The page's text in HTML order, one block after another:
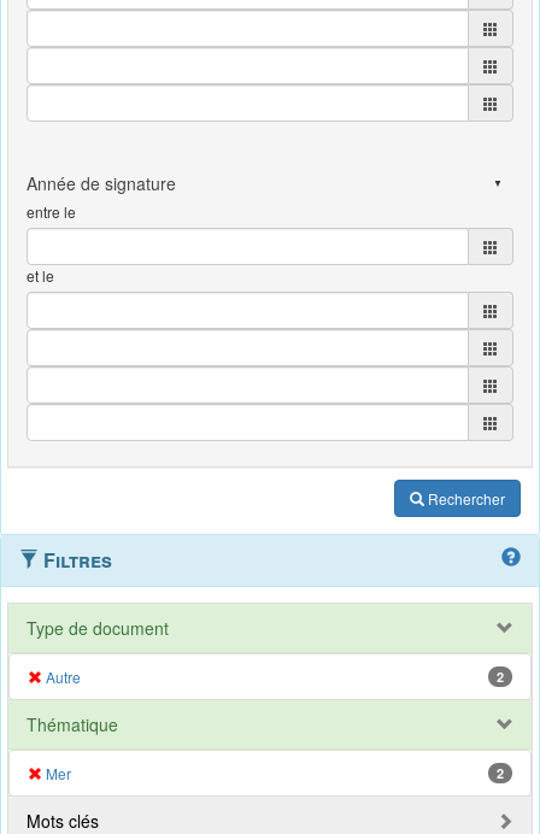
entre le
et le
Rechercher
Filtres
Type de document
Autre 2
Thématique
Mer 2
Mots clés